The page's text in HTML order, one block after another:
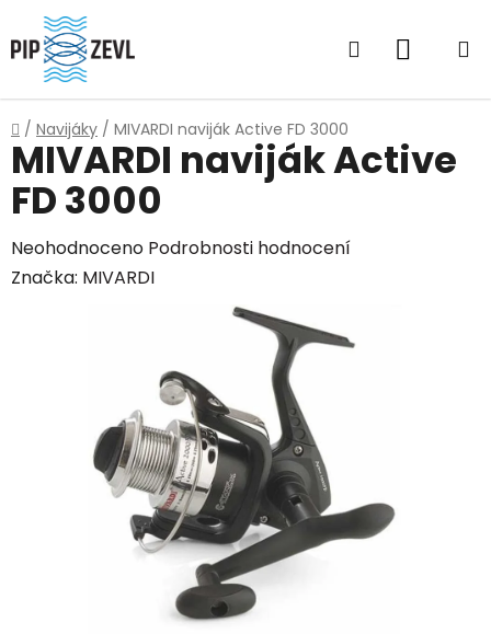
Přejít
na
obsah
Hledat
Domů
/ Navijáky / MIVARDI naviják Active FD 3000
MIVARDI naviják Active
FD 3000
Průměrné
hodnocení
hvězdiček.
Neohodnoceno Podrobnosti hodnocení
Značka: MIVARDI